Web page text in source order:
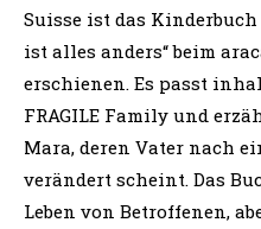
Suisse ist das
ist alles anders“ beim
erschienen. Es passt
FRAGILE Family und
Mara, deren Vater nach
verändert scheint. Das
Leben von Betroffenen,